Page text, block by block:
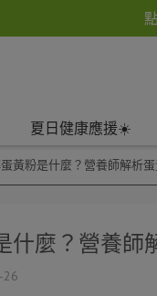
夏日健康應援☀️
黃粉是什麼？營養師解析
什麼？營養
26